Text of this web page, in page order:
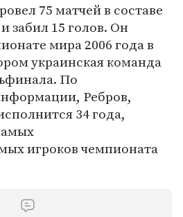
75 матчей в составе
забил 15 голов. Он
мира 2006 года в
украинская команда
По
Ребров,
34 года,
игроков чемпионата